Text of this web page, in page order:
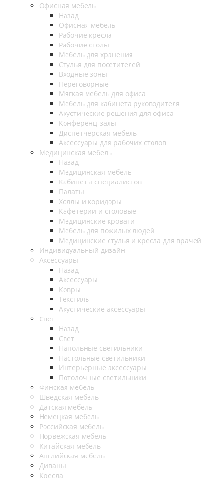
Офисная мебель
Назад
Офисная мебель
Рабочие кресла
Рабочие столы
Мебель для хранения
Стулья для посетителей
Входные зоны
Переговорные
Мягкая мебель для офиса
Мебель для кабинета руководителя
Акустические решения для офиса
Конференц-залы
Диспетчерская мебель
Аксессуары для рабочих столов
Медицинская мебель
Назад
Медицинская мебель
Кабинеты специалистов
Палаты
Холлы и коридоры
Кафетерии и столовые
Медицинские кровати
Мебель для пожилых людей
Медицинские стулья и кресла для врачей
Индивидуальный дизайн
Аксессуары
Назад
Аксессуары
Ковры
Текстиль
Акустические аксессуары
Свет
Назад
Свет
Напольные светильники
Настольные светильники
Интерьерные аксессуары
Потолочные светильники
Финская мебель
Шведская мебель
Датская мебель
Немецкая мебель
Российская мебель
Норвежская мебель
Китайская мебель
Английская мебель
Диваны
Кресла